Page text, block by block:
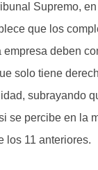
Supremo,
que los
deben
solo tiene
subrayando
se percibe en la
los 11 anteriores.​